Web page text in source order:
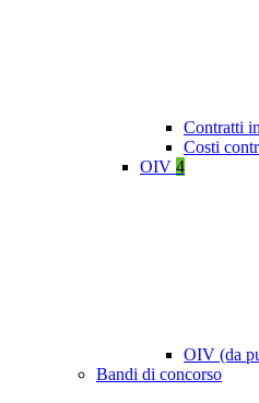
Contratti
Costi
OIV 4
OIV (da
Bandi di concorso